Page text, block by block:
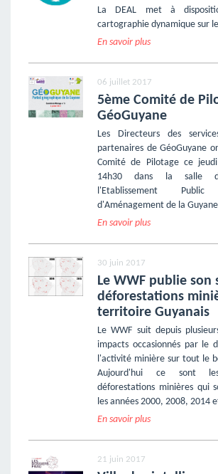
La DEAL met à
cartographie dynamique sur
En savoir plus
06 juillet 2017
5ème Comité de
GéoGuyane
Les Directeurs des
partenaires de GéoGuyane
Comité de Pilotage ce
14h30 dans la salle
l'Etablissement
d'Aménagement de la
En savoir plus
30 juin 2017
Le WWF publie son
déforestations
territoire Guyanais
Le WWF suit depuis
impacts occasionnés par le
l'activité minière sur tout le
Aujourd'hui ce sont
déforestations minières qui
les années 2000, 2008, 2014
En savoir plus
21 juin 2017